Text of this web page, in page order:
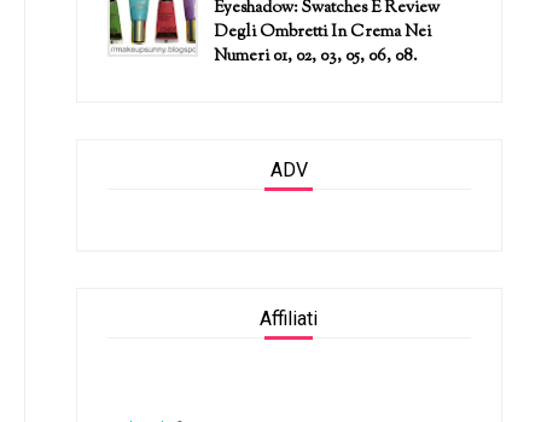
Eyeshadow: Swatches E Review
Degli Ombretti In Crema Nei
Numeri 01, 02, 03, 05, 06, 08.
ADV
Affiliati